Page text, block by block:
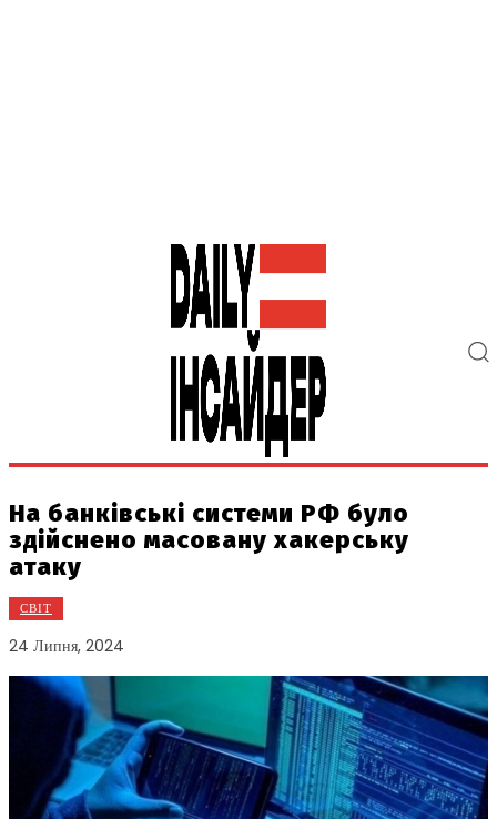
На банківські системи РФ було
здійснено масовану хакерську
атаку
СВІТ
24 Липня, 2024